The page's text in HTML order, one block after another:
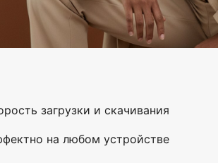
загрузки и скачивания
на любом устройстве